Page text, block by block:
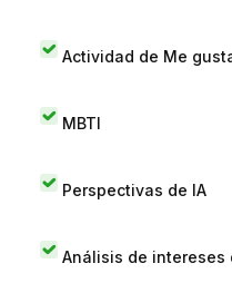
Actividad de Me
MBTI
Perspectivas de IA
Análisis de intereses